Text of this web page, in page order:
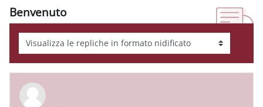
Benvenuto
Modalità visualizzazione